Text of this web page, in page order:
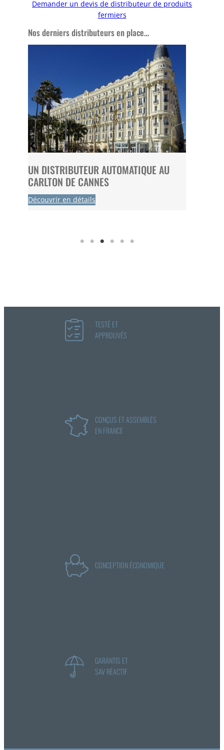
Demander un devis de distributeur de produits
fermiers
Nos derniers distributeurs en place…
UN DISTRIBUTEUR AUTOMATIQUE AU
CARLTON DE CANNES
Découvrir en détails
TESTÉ ET
APPROUVÉS
CONÇUS ET ASSEMBLÉS
EN FRANCE
CONCEPTION ÉCONOMIQUE
GARANTIS ET
SAV RÉACTIF